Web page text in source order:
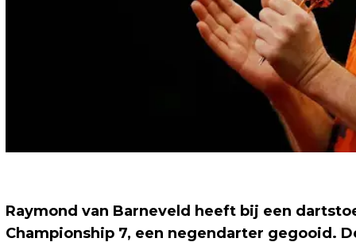
Raymond van Barneveld heeft bij een
Championship 7, een negendarter gegooid.